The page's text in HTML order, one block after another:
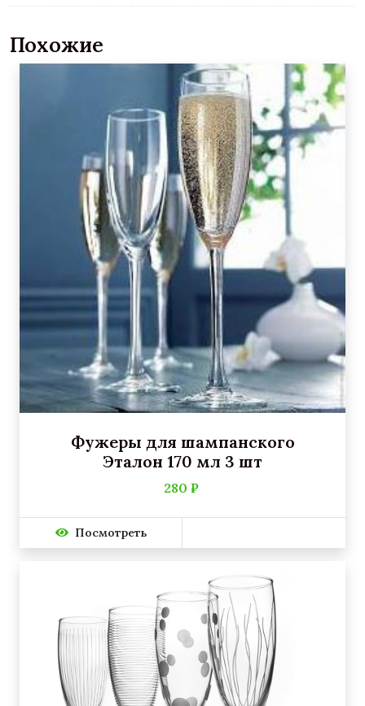
Похожие
Фужеры для шампанского
Эталон 170 мл 3 шт
280 ₽
Посмотреть